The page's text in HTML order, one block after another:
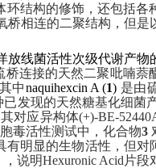
结构的修饰，还包括各
桥相连的二聚结构，但是
放线菌活性次级代谢产物
桥连接的天然二聚吡喃萘
中naquihexcin A (1) 是由
已发现的天然糖基化细菌
对应异构体(+)-BE-
毒活性测试中，化合物3
有明显的生物活性，但对
，说明Hexuronic Acid 片段